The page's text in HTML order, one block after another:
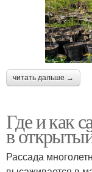
читать дальше →
Где и как
в
Рассада